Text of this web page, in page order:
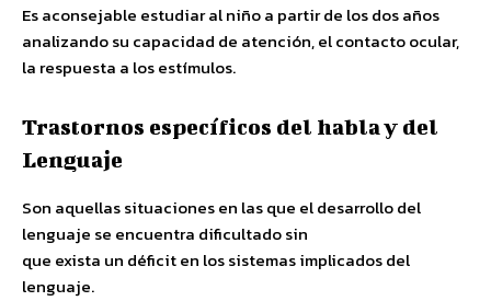
Es aconsejable estudiar al niño a partir de los dos años
analizando su capacidad de atención, el contacto ocular,
la respuesta a los estímulos.
Trastornos específicos del habla y del
Lenguaje
Son aquellas situaciones en las que el desarrollo del
lenguaje se encuentra dificultado sin
que exista un déficit en los sistemas implicados del
lenguaje.